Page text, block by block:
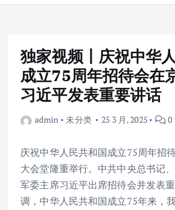
独家视频丨庆祝中华
成立75周年招待会在
习近平发表重要讲话
admin 未分类 25 3 月, 2025 0
庆祝中华人民共和国成立75周年招
大会堂隆重举行。中共中央总书记
军委主席习近平出席招待会并发表
调，中华人民共和国成立75年来，